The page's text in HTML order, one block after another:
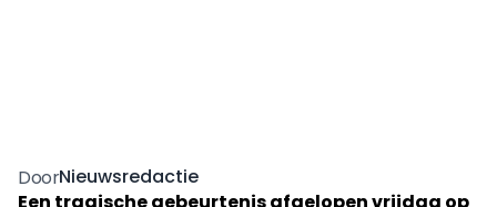
DoorNieuwsredactie
Een tragische gebeurtenis afgelopen vrijdag op